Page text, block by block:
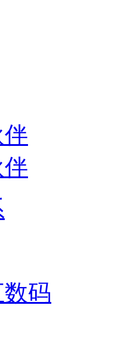
码